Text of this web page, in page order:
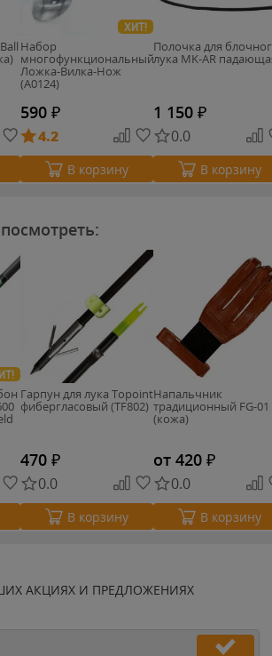
ХИТ!
Набор
многофункциональный
Ложка-Вилка-Нож
(А0124)
590 ₽
4.2
В корзину
Полочка для
лука MK-AR
1 150 ₽
0.0
В корзину
Гарпун для лука Topoint
фибергласовый (TF802)
470 ₽
0.0
В корзину
Напальчник
традиционный FG-01
(кожа)
от 420 ₽
0.0
В корзину
АКЦИЯХ И ПРЕДЛОЖЕНИЯХ